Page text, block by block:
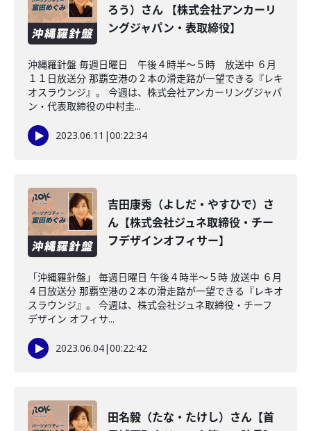
ろう）さん 【株式会社アンカーリ
ングジャパン・表取締役】
沖縄羅針盤 毎週日曜日 午後４時半～５時 放送中 ６月
１１日放送分 那覇空港の２本の滑走路が一望できる『レキ
オスラウンジ』。 今週は、株式会社アンカーリングジャパ
ン・代表取締役の中村圭...
2023.06.11 |00:22:34
吉田康秀（よしだ・やすひで）さ
ん【株式会社ジュネ取締役・チー
フデザインオフィサー】
「沖縄羅針盤」 毎週日曜日 午後４時半～５時 放送中 ６月
４日放送分 那覇空港の２本の滑走路が一望できる『レキオ
スラウンジ』。 今週は、株式会社ジュネ取締役・チーフ
デザイン オフィサ...
2023.06.04|00:22:42
田名毅（たな・たけし）さん【首